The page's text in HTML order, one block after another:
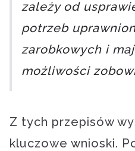
zależy od
potrzeb
zarobkowych i
możliwości
Z tych przepisów
kluczowe wnioski.